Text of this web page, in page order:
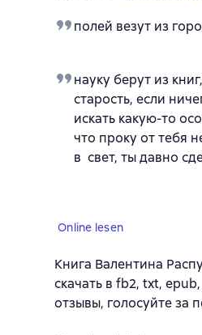
полей везут из
науку берут из
старость, если
искать какую-то
что проку от тебя
в свет, ты давно
Online lesen
Книга Валентина
скачать в fb2, txt,
отзывы, голосуйте за